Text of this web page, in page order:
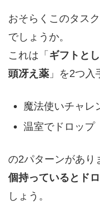
おそらくこのタス
でしょうか。
これは「ギフトと
頭冴え薬 」を2つ入
魔法使いチャレ
温室でドロップ
の2パターンがあり
個持っているとド
しょう。